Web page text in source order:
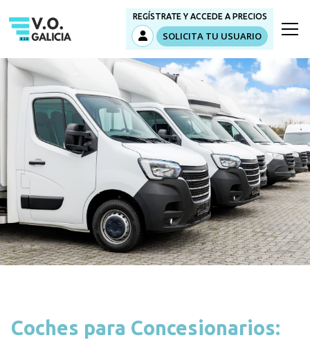
REGÍSTRATE Y ACCEDE A PRECIOS
SOLICITA TU USUARIO
Coches para Concesionarios: